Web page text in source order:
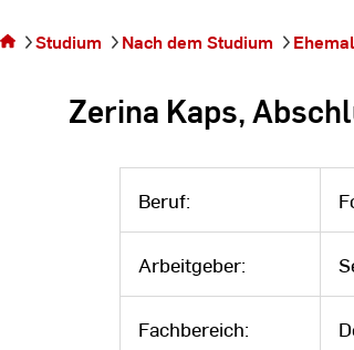
der
Studium Nach dem Studium
Zerina Kaps,
Beruf:
Arbeitgeber:
Fachbereich: